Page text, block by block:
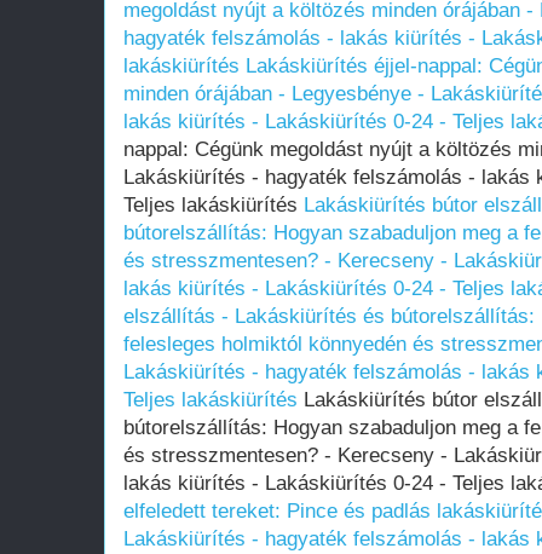
megoldást nyújt a költözés minden órájában
hagyaték felszámolás - lakás kiürítés -
lakáskiürítés Lakáskiürítés éjjel-nappal:
minden órájában - Legyesbénye -
lakás kiürítés - Lakáskiürítés 0-24 - Teljes
nappal: Cégünk megoldást nyújt a költözés
Lakáskiürítés - hagyaték felszámolás -
Teljes lakáskiürítés Lakáskiürítés bútor
bútorelszállítás: Hogyan szabaduljon meg a
és stresszmentesen? - Kerecseny -
lakás kiürítés - Lakáskiürítés 0-24 - Teljes
elszállítás - Lakáskiürítés és bútorelszállítás:
felesleges holmiktól könnyedén és
Lakáskiürítés - hagyaték felszámolás -
Teljes lakáskiürítés Lakáskiürítés bútor
bútorelszállítás: Hogyan szabaduljon meg a
és stresszmentesen? - Kerecseny -
lakás kiürítés - Lakáskiürítés 0-24 - Teljes
elfeledett tereket: Pince és padlás
Lakáskiürítés - hagyaték felszámolás -